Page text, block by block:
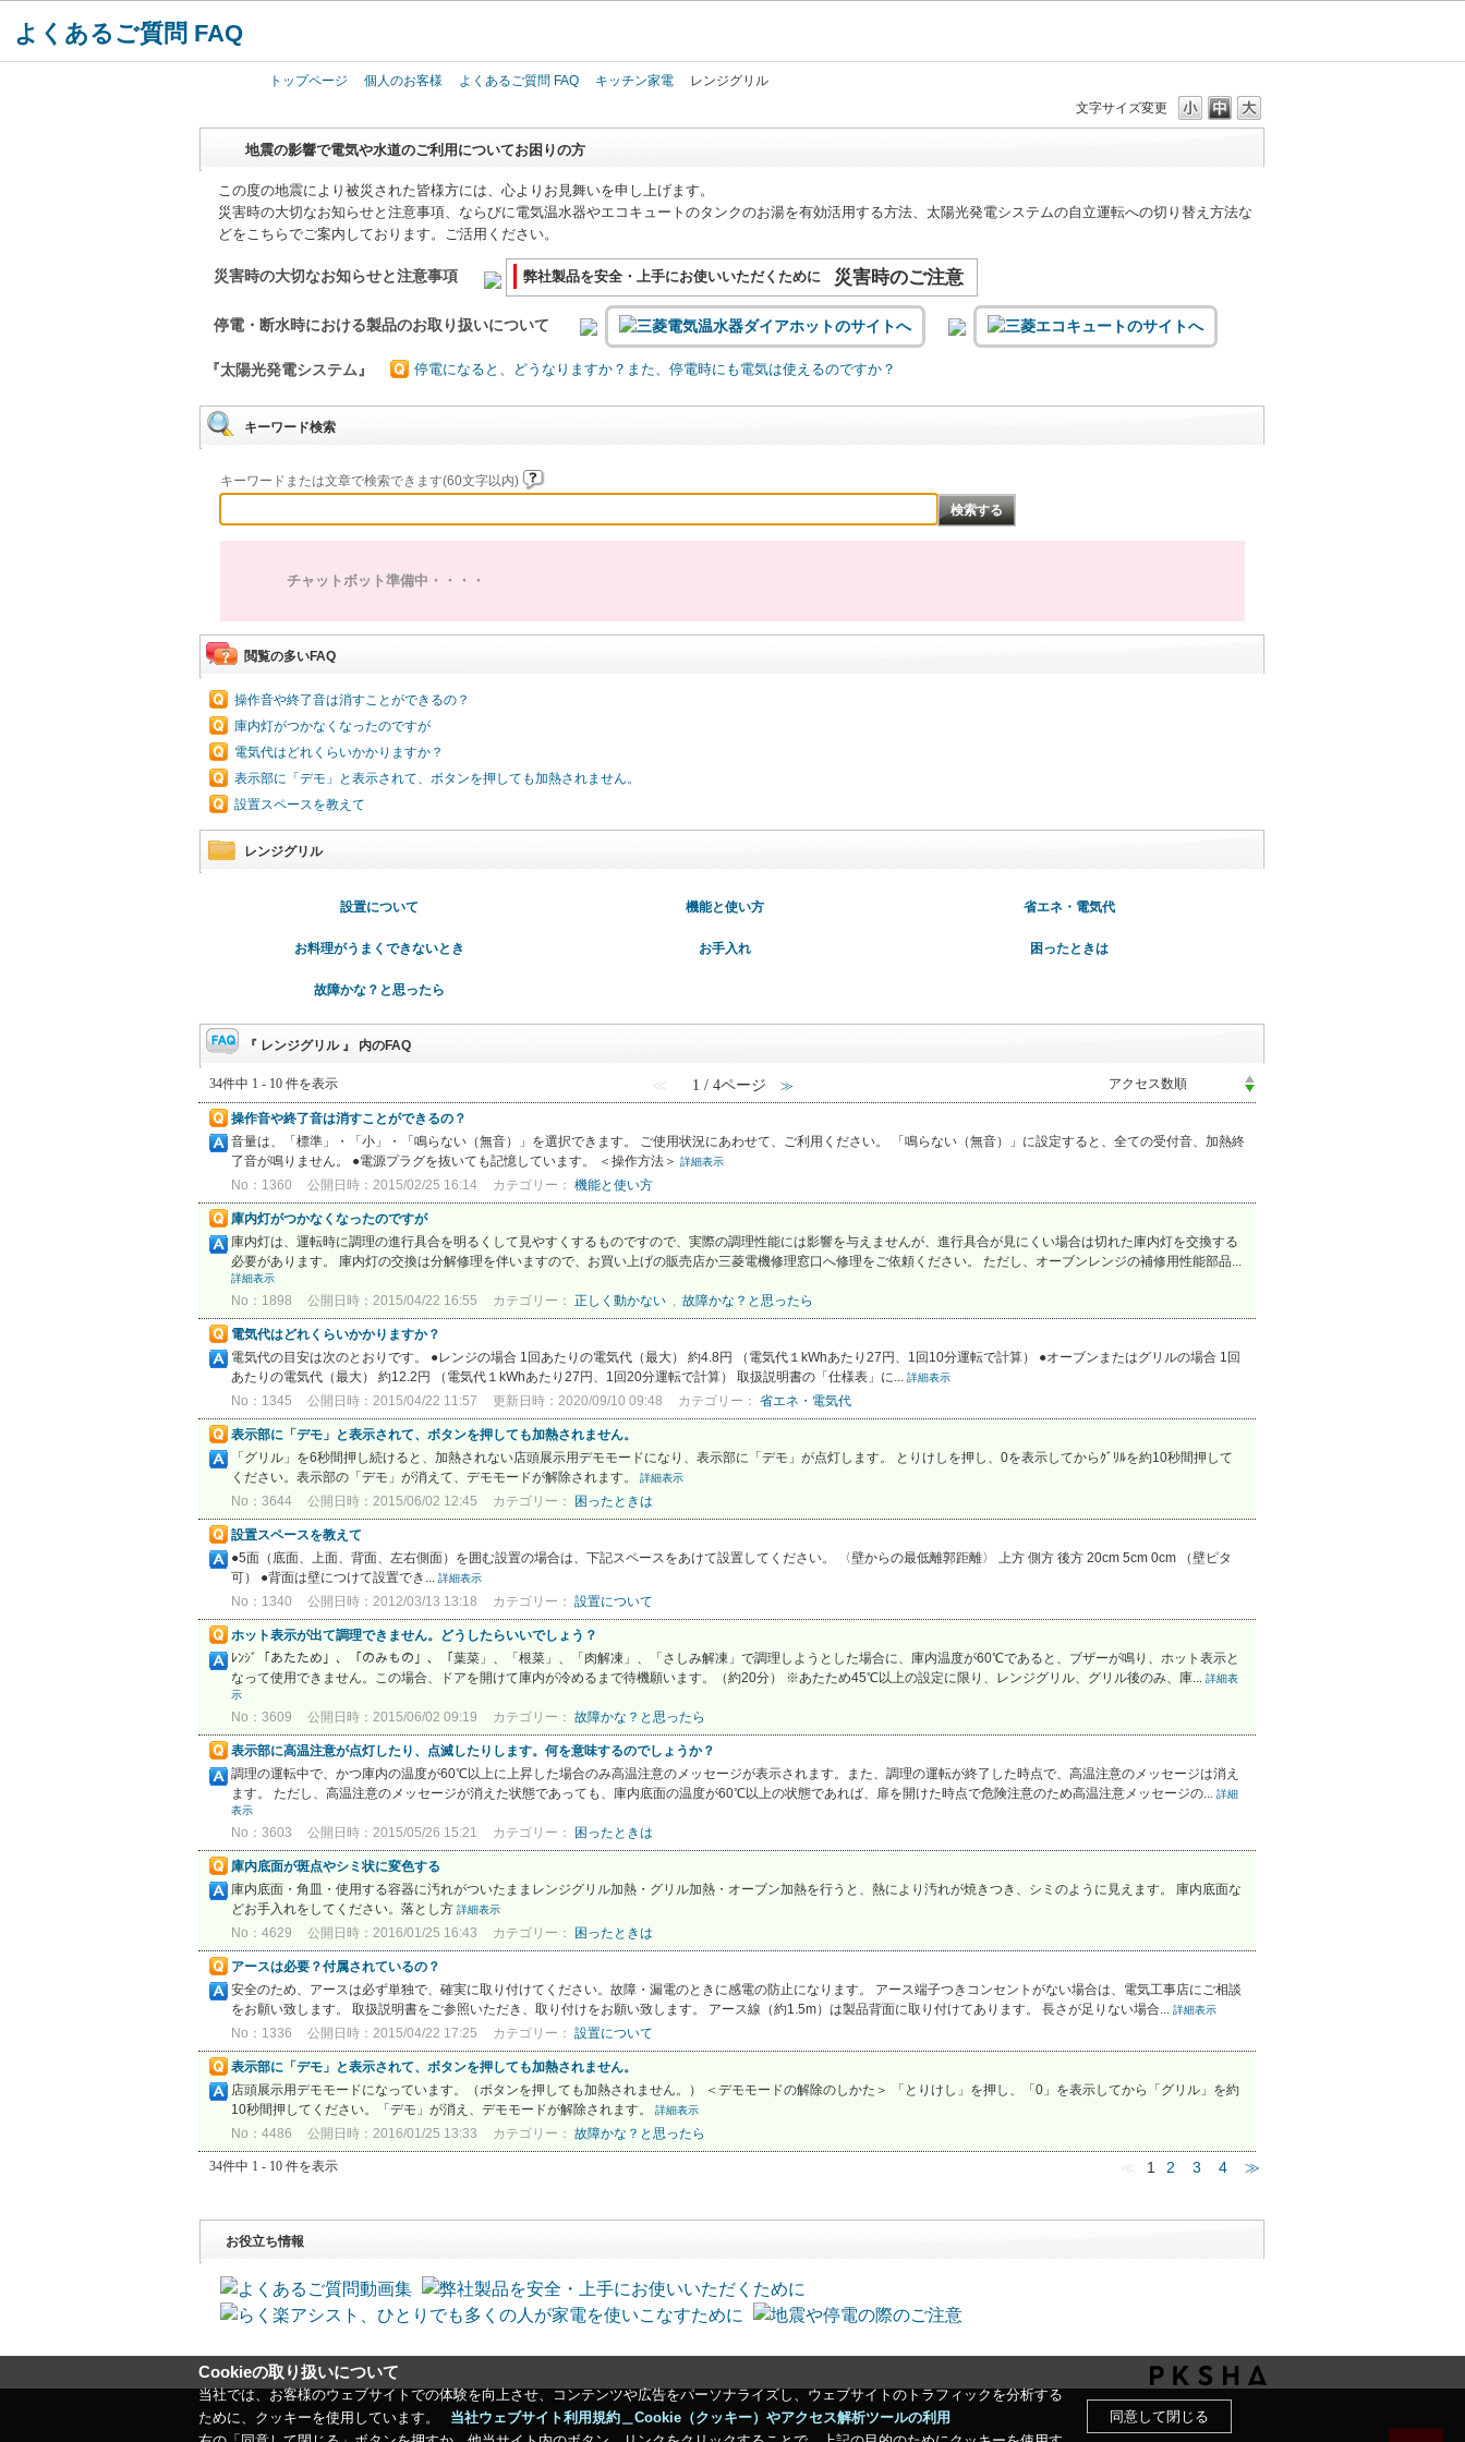
よくあるご質問 FAQ
トップページ 個人のお客様 よくあるご質問 FAQ キッチン家電
レンジグリル
文字サイズ変更
地震の影響で電気や水道のご利用についてお困りの方
この度の地震により被災された皆様方には、心よりお見舞いを申し上げます。
災害時の大切なお知らせと注意事項、ならびに電気温水器やエコキュートのタンクのお湯を有効活用する方法、太陽光発電システムの自立運転への切り替え方法な
どをこちらでご案内しております。ご活用ください。
災害時の大切なお知らせと注意事項 弊社製品を安全・上手にお使いいただくために 災害時のご注意
停電・断水時における製品のお取り扱いについて
『太陽光発電システム』 停電になると、どうなりますか？また、停電時にも電気は使えるのですか？
キーワード検索
キーワードまたは文章で検索できます(60文字以内)
チャットボット準備中・・・・
閲覧の多いFAQ
操作音や終了音は消すことができるの？
庫内灯がつかなくなったのですが
電気代はどれくらいかかりますか？
表示部に「デモ」と表示されて、ボタンを押しても加熱されません。
設置スペースを教えて
レンジグリル
設置について 機能と使い方 省エネ・電気代
お料理がうまくできないとき お手入れ 困ったときは
故障かな？と思ったら
『 レンジグリル 』 内のFAQ
34件中 1 - 10 件を表示 ≪ 1 / 4ページ ≫
操作音や終了音は消すことができるの？
音量は、「標準」・「小」・「鳴らない（無音）」を選択できます。 ご使用状況にあわせて、ご利用ください。 「鳴らない（無音）」に設定すると、全ての受付音、加熱終
了音が鳴りません。 ●電源プラグを抜いても記憶しています。 ＜操作方法＞ 詳細表示
No：1360 公開日時：2015/02/25 16:14 カテゴリー： 機能と使い方
庫内灯がつかなくなったのですが
庫内灯は、運転時に調理の進行具合を明るくして見やすくするものですので、実際の調理性能には影響を与えませんが、進行具合が見にくい場合は切れた庫内灯を交換する
必要があります。 庫内灯の交換は分解修理を伴いますので、お買い上げの販売店か三菱電機修理窓口へ修理をご依頼ください。 ただし、オーブンレンジの補修用性能部品...
詳細表示
No：1898 公開日時：2015/04/22 16:55 カテゴリー： 正しく動かない , 故障かな？と思ったら
電気代はどれくらいかかりますか？
電気代の目安は次のとおりです。 ●レンジの場合 1回あたりの電気代（最大） 約4.8円 （電気代１kWhあたり27円、1回10分運転で計算） ●オーブンまたはグリルの場合 1回
あたりの電気代（最大） 約12.2円 （電気代１kWhあたり27円、1回20分運転で計算） 取扱説明書の「仕様表」に... 詳細表示
No：1345 公開日時：2015/04/22 11:57 更新日時：2020/09/10 09:48 カテゴリー： 省エネ・電気代
表示部に「デモ」と表示されて、ボタンを押しても加熱されません。
「グリル」を6秒間押し続けると、加熱されない店頭展示用デモモードになり、表示部に「デモ」が点灯します。 とりけしを押し、0を表示してからｸﾞﾘﾙを約10秒間押して
ください。表示部の「デモ」が消えて、デモモードが解除されます。
詳細表示
No：3644 公開日時：2015/06/02 12:45 カテゴリー： 困ったときは
設置スペースを教えて
●5面（底面、上面、背面、左右側面）を囲む設置の場合は、下記スペースをあけて設置してください。 〈壁からの最低離郭距離〉 上方 側方 後方 20cm 5cm 0cm （壁ピタ
可） ●背面は壁につけて設置でき... 詳細表示
No：1340 公開日時：2012/03/13 13:18 カテゴリー： 設置について
ホット表示が出て調理できません。どうしたらいいでしょう？
ﾚﾝｼﾞ「あたため」、「のみもの」、「葉菜」、「根菜」、「肉解凍」、「さしみ解凍」で調理しようとした場合に、庫内温度が60℃であると、ブザーが鳴り、ホット表示と
なって使用できません。この場合、ドアを開けて庫内が冷めるまで待機願います。（約20分） ※あたため45℃以上の設定に限り、レンジグリル、グリル後のみ、庫... 詳細表
示
No：3609 公開日時：2015/06/02 09:19 カテゴリー： 故障かな？と思ったら
表示部に高温注意が点灯したり、点滅したりします。何を意味するのでしょうか？
調理の運転中で、かつ庫内の温度が60℃以上に上昇した場合のみ高温注意のメッセージが表示されます。また、調理の運転が終了した時点で、高温注意のメッセージは消え
ます。 ただし、高温注意のメッセージが消えた状態であっても、庫内底面の温度が60℃以上の状態であれば、扉を開けた時点で危険注意のため高温注意メッセージの... 詳細
表示
No：3603 公開日時：2015/05/26 15:21 カテゴリー： 困ったときは
庫内底面が斑点やシミ状に変色する
庫内底面・角皿・使用する容器に汚れがついたままレンジグリル加熱・グリル加熱・オーブン加熱を行うと、熱により汚れが焼きつき、シミのように見えます。 庫内底面な
どお手入れをしてください。落とし方 詳細表示
No：4629 公開日時：2016/01/25 16:43 カテゴリー： 困ったときは
アースは必要？付属されているの？
安全のため、アースは必ず単独で、確実に取り付けてください。故障・漏電のときに感電の防止になります。 アース端子つきコンセントがない場合は、電気工事店にご相談
をお願い致します。 取扱説明書をご参照いただき、取り付けをお願い致します。 アース線（約1.5m）は製品背面に取り付けてあります。 長さが足りない場合... 詳細表示
No：1336 公開日時：2015/04/22 17:25 カテゴリー： 設置について
表示部に「デモ」と表示されて、ボタンを押しても加熱されません。
店頭展示用デモモードになっています。（ボタンを押しても加熱されません。） ＜デモモードの解除のしかた＞ 「とりけし」を押し、「0」を表示してから「グリル」を約
10秒間押してください。「デモ」が消え、デモモードが解除されます。
詳細表示
No：4486 公開日時：2016/01/25 13:33 カテゴリー： 故障かな？と思ったら
34件中 1 - 10 件を表示 ≪ 1 2 3 4 ≫
お役立ち情報
Cookieの取り扱いについて
当社では、お客様のウェブサイトでの体験を向上させ、コンテンツや広告をパーソナライズし、ウェブサイトのトラフィックを分析する
ために、クッキーを使用しています。
当社ウェブサイト利用規約＿Cookie（クッキー）やアクセス解析ツールの利用
同意して閉じる